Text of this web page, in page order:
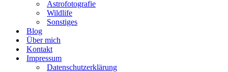
Astrofotografie
Wildlife
Sonstiges
Blog
Über mich
Kontakt
Impressum
Datenschutzerklärung